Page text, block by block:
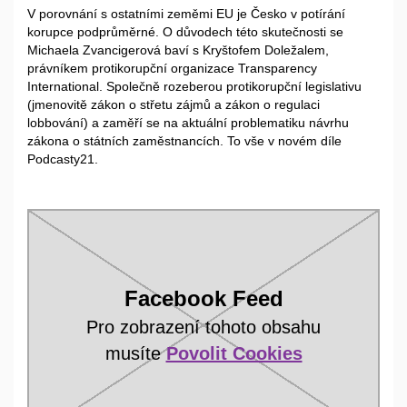
V porovnání s ostatními zeměmi EU je Česko v potírání
korupce podprůměrné. O důvodech této skutečnosti se
Michaela Zvancigerová baví s Kryštofem Doležalem,
právníkem protikorupční organizace Transparency
International. Společně rozeberou protikorupční legislativu
(jmenovitě zákon o střetu zájmů a zákon o regulaci
lobbování) a zaměří se na aktuální problematiku návrhu
zákona o státních zaměstnancích. To vše v novém díle
Podcasty21.
Facebook Feed
Pro zobrazení tohoto obsahu
musítePovolit Cookies